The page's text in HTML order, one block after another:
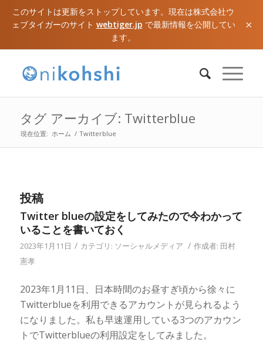
このサイトは更新をストップしています。現在は株式会社ウ
ェブタイガーのサイト webtiger.jp で最新情報を公開してい
ます。
×
タグ アーカイブ: Twitterblue
現在位置: ホーム / Twitterblue
投稿
Twitter blueの設定をしてみたので今わかって
いることを書いておく
2023年1月11日 / カテゴリ: ソーシャルメディア / 作成者: 田村
憲孝
2023年1月11日、日本時間のお昼すぎ頃から徐々に
Twitterblueを利用できるアカウントが見られるよう
になりました。私も早速運用している3つのアカウン
トでTwitterblueの利用設定をしてみました。